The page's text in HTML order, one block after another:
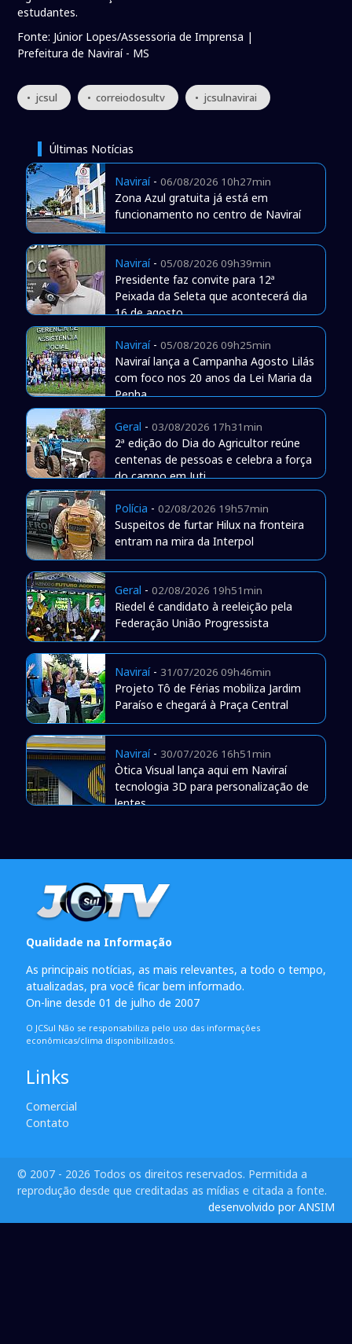
estudantes.
Fonte: Júnior Lopes/Assessoria de Imprensa |
Prefeitura de Naviraí - MS
• jcsul • correiodosultv • jcsulnavirai
Últimas Notícias
Naviraí- 06/08/2026 10h27min
Zona Azul gratuita já está em
funcionamento no centro de Naviraí
Naviraí- 05/08/2026 09h39min
Presidente faz convite para 12ª
Peixada da Seleta que acontecerá dia
16 de agosto
Naviraí- 05/08/2026 09h25min
Naviraí lança a Campanha Agosto Lilás
com foco nos 20 anos da Lei Maria da
Penha
Geral - 03/08/2026 17h31min
2ª edição do Dia do Agricultor reúne
centenas de pessoas e celebra a força
do campo em Juti
Polícia - 02/08/2026 19h57min
Suspeitos de furtar Hilux na fronteira
entram na mira da Interpol
Geral - 02/08/2026 19h51min
Riedel é candidato à reeleição pela
Federação União Progressista
Naviraí- 31/07/2026 09h46min
Projeto Tô de Férias mobiliza Jardim
Paraíso e chegará à Praça Central
Naviraí- 30/07/2026 16h51min
Òtica Visual lança aqui em Naviraí
tecnologia 3D para personalização de
lentes
Qualidade na Informação
As principais notícias, as mais relevantes, a todo o tempo,
atualizadas, pra você ficar bem informado.
On-line desde 01 de julho de 2007
O JCSul Não se responsabiliza pelo uso das informações
econômicas/clima disponibilizados.
Links
Comercial
Contato
© 2007 - 2026 Todos os direitos reservados. Permitida a
reprodução desde que creditadas as mídias e citada a fonte.
desenvolvido por ANSIM